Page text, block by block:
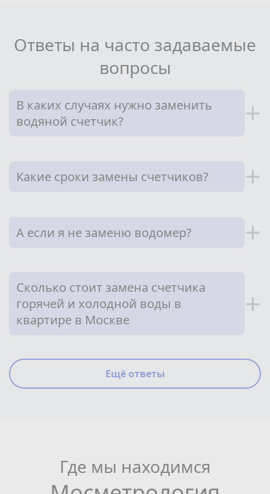
Ответы на часто задаваемые
вопросы
В каких случаях нужно заменить
водяной счетчик?
+
Какие сроки замены счетчиков? +
А если я не заменю водомер? +
Сколько стоит замена счетчика
горячей и холодной воды в
квартире в Москве
+
Ещё ответы
Где мы находимся